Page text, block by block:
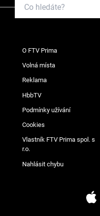
O FTV Prima
Volná místa
Reklama
HbbTV
Podmínky užívání
Cookies
Vlastník FTV Prima spol. s
r.o.
Nahlásit chybu